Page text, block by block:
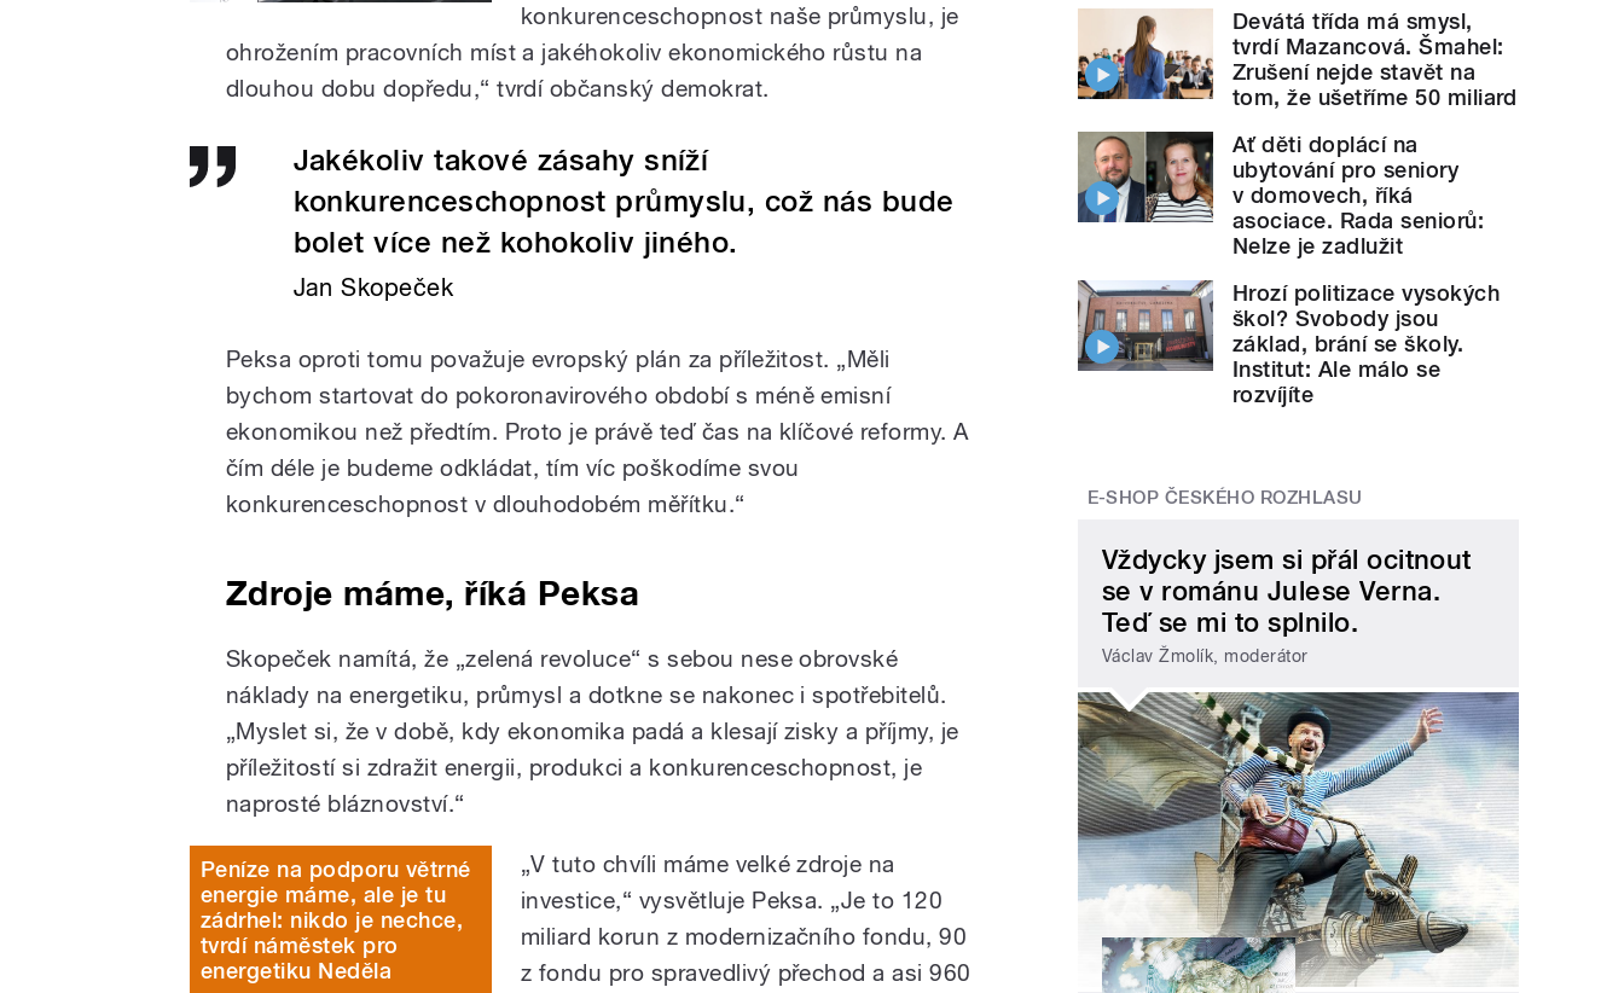
konkurenceschopnost naše průmyslu, je
ohrožením pracovních míst a jakéhokoliv ekonomického růstu na
dlouhou dobu dopředu,“ tvrdí občanský demokrat.
Jakékoliv takové zásahy sníží
konkurenceschopnost průmyslu, což nás bude
bolet více než kohokoliv jiného.
Jan Skopeček
Peksa oproti tomu považuje evropský plán za příležitost. „Měli
bychom startovat do pokoronavirového období s méně emisní
ekonomikou než předtím. Proto je právě teď čas na klíčové reformy. A
čím déle je budeme odkládat, tím víc poškodíme svou
konkurenceschopnost v dlouhodobém měřítku.“
Zdroje máme, říká Peksa
Skopeček namítá, že „zelená revoluce“ s sebou nese obrovské
náklady na energetiku, průmysl a dotkne se nakonec i spotřebitelů.
„Myslet si, že v době, kdy ekonomika padá a klesají zisky a příjmy, je
příležitostí si zdražit energii, produkci a konkurenceschopnost, je
naprosté bláznovství.“
Peníze na podporu větrné
energie máme, ale je tu
zádrhel: nikdo je nechce,
tvrdí náměstek pro
energetiku Neděla
„V tuto chvíli máme velké zdroje na
investice,“ vysvětluje Peksa. „Je to 120
miliard korun z modernizačního fondu, 90
z fondu pro spravedlivý přechod a asi 960
Devátá třída má smysl,
tvrdí Mazancová. Šmahel:
Zrušení nejde stavět na
tom, že ušetříme 50 miliard
Ať děti doplácí na
ubytování pro seniory
v domovech, říká
asociace. Rada seniorů:
Nelze je zadlužit
Hrozí politizace vysokých
škol? Svobody jsou
základ, brání se školy.
Institut: Ale málo se
rozvíjíte
E-SHOP ČESKÉHO ROZHLASU
Vždycky jsem si přál ocitnout
se v románu Julese Verna.
Teď se mi to splnilo.
Václav Žmolík, moderátor